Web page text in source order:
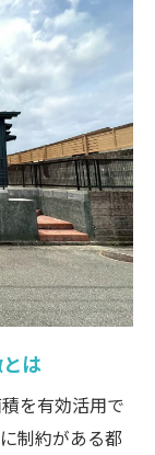
生活動線の
くりポイン
取りのお
り選びのコ
作り方
宅の工夫
素材の選
は
を有効活用で
制約がある都